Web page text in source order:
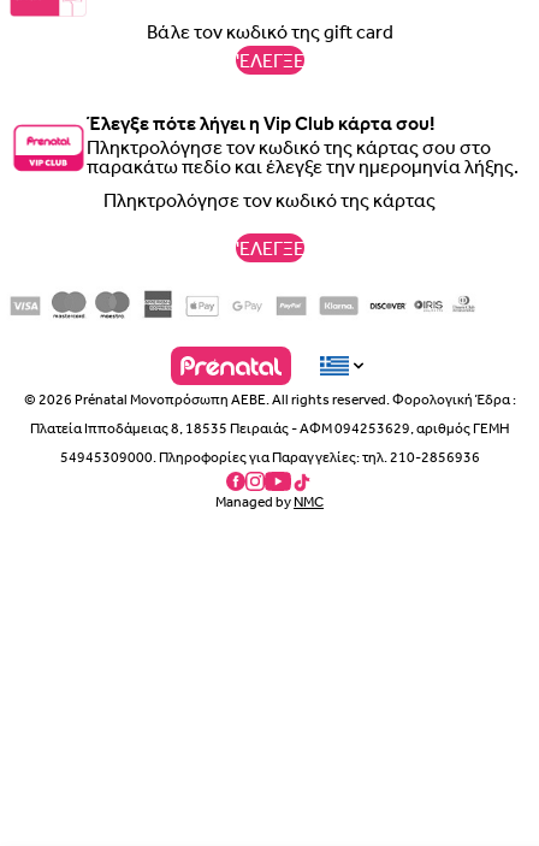
'ΕΛΕΓΞΕ
Έλεγξε πότε λήγει η Vip Club κάρτα σου!
Πληκτρολόγησε τον κωδικό της κάρτας σου στο
παρακάτω πεδίο και έλεγξε την ημερομηνία λήξης.
'ΕΛΕΓΞΕ
© 2026 Prénatal Μονοπρόσωπη ΑΕΒΕ. All rights reserved. Φορολογική Έδρα :
Πλατεία Ιπποδάμειας 8, 18535 Πειραιάς - ΑΦΜ 094253629, αριθμός ΓΕΜΗ
54945309000. Πληροφορίες για Παραγγελίες: τηλ. 210-2856936
Managed byNMC